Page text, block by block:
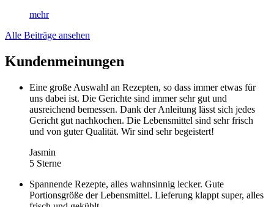
mehr
Alle Beiträge ansehen
Kundenmeinungen
Eine große Auswahl an Rezepten, so dass immer etwas für
uns dabei ist. Die Gerichte sind immer sehr gut und
ausreichend bemessen. Dank der Anleitung lässt sich jedes
Gericht gut nachkochen. Die Lebensmittel sind sehr frisch
und von guter Qualität. Wir sind sehr begeistert!
Jasmin
5 Sterne
Spannende Rezepte, alles wahnsinnig lecker. Gute
Portionsgröße der Lebensmittel. Lieferung klappt super, alles